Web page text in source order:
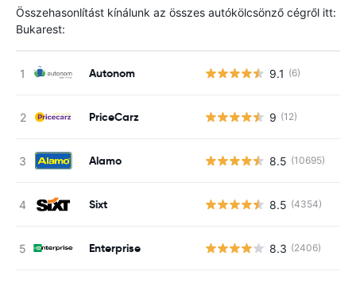
Összehasonlítást kínálunk az összes autókölcsönző cégről itt:
Bukarest:
Autonom 9.1 (6)
PriceCarz 9 (12)
Alamo 8.5 (10695)
Sixt 8.5 (4354)
Enterprise 8.3 (2406)